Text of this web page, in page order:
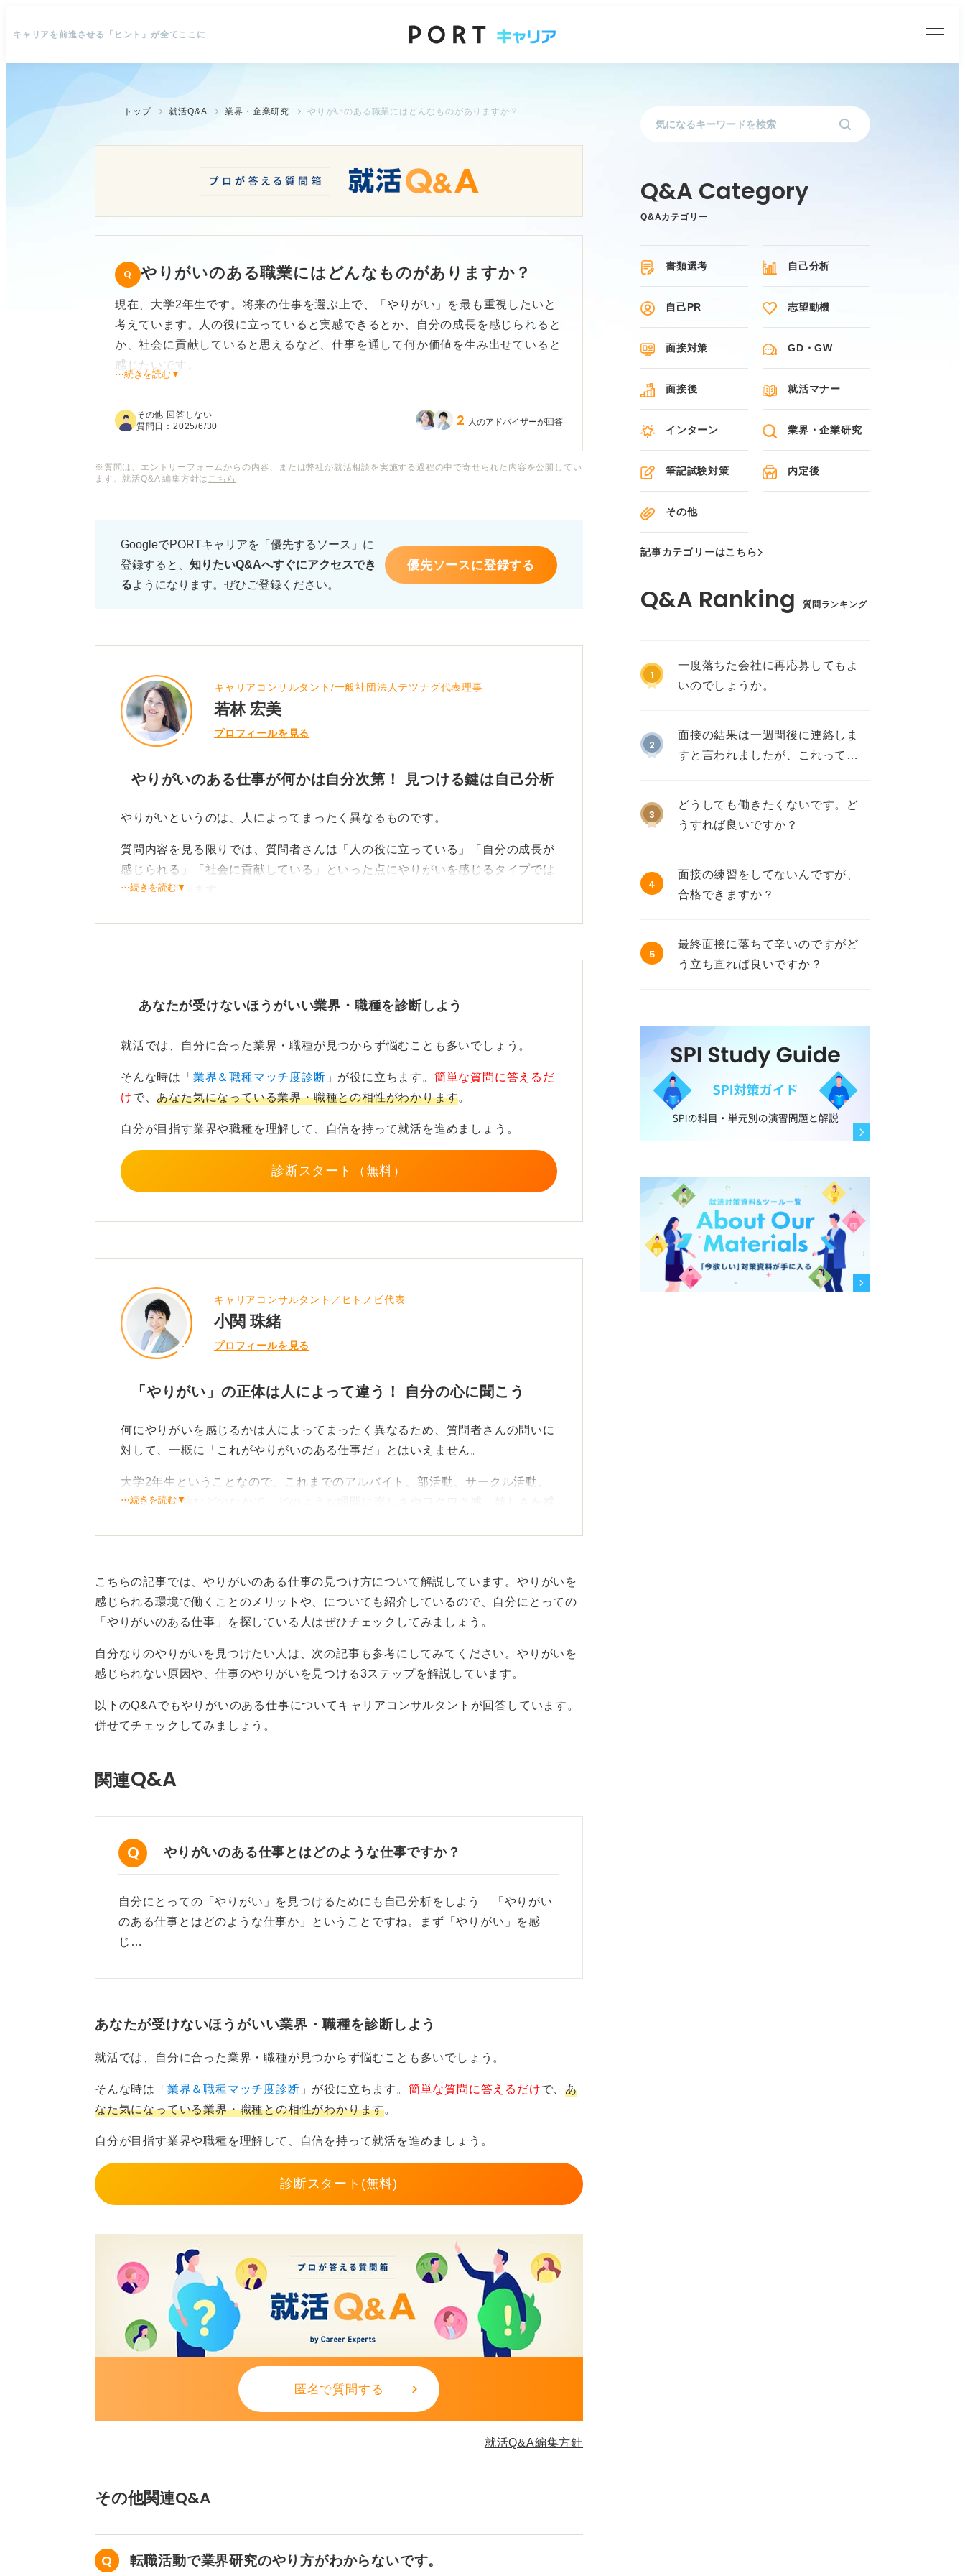
キャリアを前進させる「ヒント」が全てここに
トップ 就活Q&A 業界・企業研究 やりがいのある職業にはどんなものがありますか？
やりがいのある職業にはどんなものがありますか？
現在、大学2年生です。将来の仕事を選ぶ上で、「やりがい」を最も重視したいと
考えています。人の役に立っていると実感できるとか、自分の成長を感じられると
か、社会に貢献していると思えるなど、仕事を通して何か価値を生み出せていると
感じたいです。
うか？ また、同じ職業でも、人によってやりがいの感じ方は違うと思いますが、
ょうか？
⋯続きを読む▼
その他 回答しない
質問日：2025/6/30 2 人のアドバイザーが回答
※質問は、エントリーフォームからの内容、または弊社が就活相談を実施する過程の中で寄せられた内容を公開してい
ます。就活Q&A 編集方針は こちら
GoogleでPORTキャリアを「優先するソース」に
登録すると、 知りたいQ&Aへすぐにアクセスでき
るようになります。ぜひご登録ください。
優先ソースに登録する
キャリアコンサルタント/一般社団法人テツナグ代表理事
若林 宏美
プロフィールを見る
やりがいのある仕事が何かは自分次第！ 見つける鍵は自己分析
やりがいというのは、人によってまったく異なるものです。
質問内容を見る限りでは、質問者さんは「人の役に立っている」「自分の成長が
感じられる」「社会に貢献している」といった点にやりがいを感じるタイプでは
ないかと思います。
自分にとって何が一番のやりがいになるのか、自己分析を通じて明確にすること
の職員、市役所の職員などは、社会貢献性を実感しやすい職業といえます。
まずはあなたが、何に対してもっともやりがいを感じるのかを見つけることから
始めてみてください。
⋯続きを読む▼
あなたが受けないほうがいい業界・職種を診断しよう
就活では、自分に合った業界・職種が見つからず悩むことも多いでしょう。
そんな時は「 業界＆職種マッチ度診断 」が役に立ちます。 簡単な質問に答えるだ
けで、あなた気になっている業界・職種との相性がわかります。
自分が目指す業界や職種を理解して、自信を持って就活を進めましょう。
診断スタート（無料）
キャリアコンサルタント／ヒトノビ代表
小関 珠緒
プロフィールを見る
「やりがい」の正体は人によって違う！ 自分の心に聞こう
何にやりがいを感じるかは人によってまったく異なるため、質問者さんの問いに
対して、一概に「これがやりがいのある仕事だ」とはいえません。
大学2年生ということなので、これまでのアルバイト、部活動、サークル活動、
あるいは勉強などのなかで、どのような瞬間に楽しさやワクワク感、嬉しさを感
ると、それが「やりがい」につながっていることが多いです。
まずは自分が何に楽しさを感じるのかを棚卸しし、それが感じられる職場を探す
という視点で考えてみてはどうでしょうか。
0
⋯続きを読む▼
こちらの記事では、やりがいのある仕事の見つけ方について解説しています。やりがいを
感じられる環境で働くことのメリットや、についても紹介しているので、自分にとっての
「やりがいのある仕事」を探している人はぜひチェックしてみましょう。
自分なりのやりがいを見つけたい人は、次の記事も参考にしてみてください。やりがいを
感じられない原因や、仕事のやりがいを見つける3ステップを解説しています。
以下のQ&Aでもやりがいのある仕事についてキャリアコンサルタントが回答しています。
併せてチェックしてみましょう。
関連Q&A
やりがいのある仕事とはどのような仕事ですか？
自分にとっての「やりがい」を見つけるためにも自己分析をしよう 「やりがい
のある仕事とはどのような仕事か」ということですね。まず「やりがい」を感
じ…
あなたが受けないほうがいい業界・職種を診断しよう
就活では、自分に合った業界・職種が見つからず悩むことも多いでしょう。
そんな時は「 業界＆職種マッチ度診断 」が役に立ちます。 簡単な質問に答えるだけで、あ
なた気になっている業界・職種との相性がわかります。
自分が目指す業界や職種を理解して、自信を持って就活を進めましょう。
診断スタート(無料)
匿名で質問する
就活Q&A編集方針
その他関連Q&A
転職活動で業界研究のやり方がわからないです。
Q&Aカテゴリー
書類選考 自己分析
自己PR 志望動機
面接対策 GD・GW
面接後 就活マナー
インターン 業界・企業研究
筆記試験対策 内定後
その他
記事カテゴリーはこちら
質問ランキング
1
一度落ちた会社に再応募してもよ
いのでしょうか。
2
面接の結果は一週間後に連絡しま
すと言われましたが、これって不
3
どうしても働きたくないです。ど
うすれば良いですか？
4
面接の練習をしてないんですが、
合格できますか？
5
最終面接に落ちて辛いのですがど
う立ち直れば良いですか？